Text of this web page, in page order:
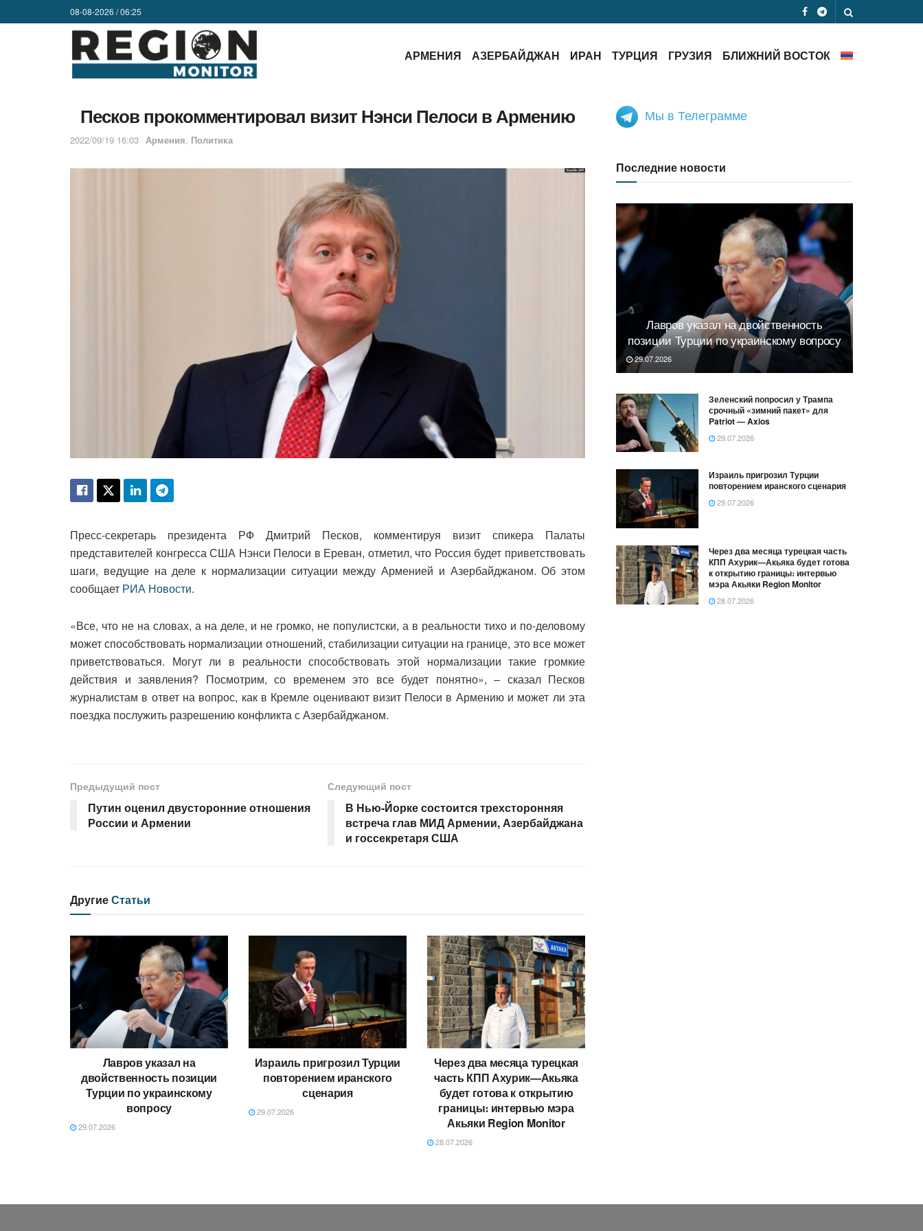
08-08-2026 / 06:25
АРМЕНИЯ АЗЕРБАЙДЖАН ИРАН ТУРЦИЯ ГРУЗИЯ БЛИЖНИЙ ВОСТОК
Песков прокомментировал визит Нэнси Пелоси в Армению
2022/09/19 16:03 Армения, Политика
Пресс-секретарь президента РФ Дмитрий Песков, комментируя визит спикера Палаты
представителей конгресса США Нэнси Пелоси в Ереван, отметил, что Россия будет приветствовать
шаги, ведущие на деле к нормализации ситуации между Арменией и Азербайджаном. Об этом
сообщает РИА Новости.
«Все, что не на словах, а на деле, и не громко, не популистски, а в реальности тихо и по-деловому
может способствовать нормализации отношений, стабилизации ситуации на границе, это все может
приветствоваться. Могут ли в реальности способствовать этой нормализации такие громкие
действия и заявления? Посмотрим, со временем это все будет понятно», – сказал Песков
журналистам в ответ на вопрос, как в Кремле оценивают визит Пелоси в Армению и может ли эта
поездка послужить разрешению конфликта с Азербайджаном.
Предыдущий пост
Путин оценил двусторонние отношения
России и Армении
Следующий пост
В Нью-Йорке состоится трехсторонняя
встреча глав МИД Армении, Азербайджана
и госсекретаря США
ДругиеСтатьи
Лавров указал на
двойственность позиции
Турции по украинскому
вопросу
29.07.2026
Израиль пригрозил Турции
повторением иранского
сценария
29.07.2026
Через два месяца турецкая
часть КПП Ахурик—Акьяка
будет готова к открытию
границы։ интервью мэра
Акьяки Region Monitor
28.07.2026
Мы в Телеграмме
Последние новости
Лавров указал на двойственность
позиции Турции по украинскому вопросу
29.07.2026
Зеленский попросил у Трампа
срочный «зимний пакет» для
Patriot — Axios
29.07.2026
Израиль пригрозил Турции
повторением иранского сценария
29.07.2026
Через два месяца турецкая часть
КПП Ахурик—Акьяка будет готова
к открытию границы։ интервью
мэра Акьяки Region Monitor
28.07.2026